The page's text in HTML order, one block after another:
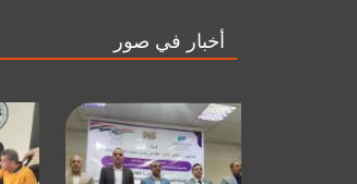
أخبار في صور